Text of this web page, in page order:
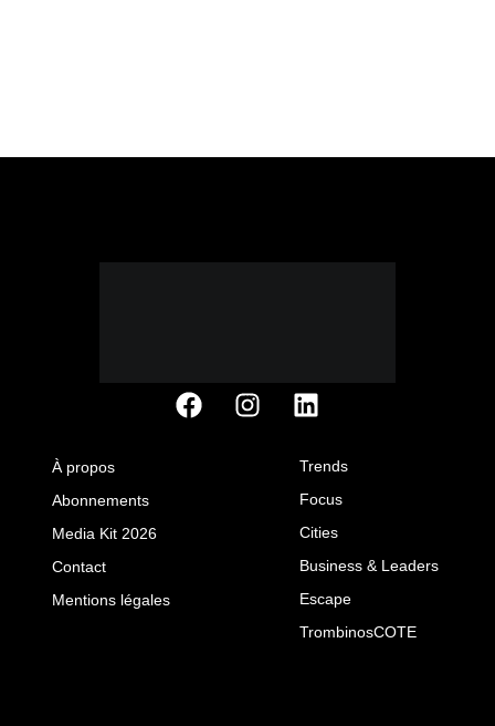
À propos
Abonnements
Media Kit 2026
Contact
Mentions légales
Trends
Focus
Cities
Business & Leaders
Escape
TrombinosCOTE